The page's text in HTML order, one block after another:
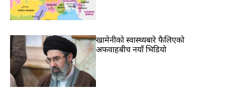
खामेनीको स्वास्थ्यबारे फैलिएको
अफवाहबीच नयाँ भिडियो